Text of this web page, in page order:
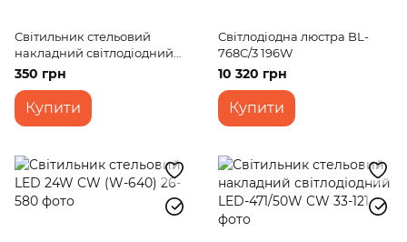
Світильник стельовий
накладний світлодіодний
LED-471 36W NW
350 грн
Купити
Світлодіодна люстра BL-
768C/3 196W
10 320 грн
Купити